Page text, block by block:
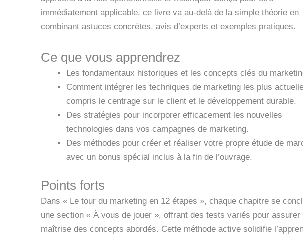
immédiatement applicable, ce livre va au-delà de la simple théorie en
combinant astuces concrètes, avis d’experts et exemples pratiques.
Ce que vous apprendrez
Les fondamentaux historiques et les concepts clés du
Comment intégrer les techniques de marketing les plus
compris le centrage sur le client et le développement durable.
Des stratégies pour incorporer efficacement les nouvelles
technologies dans vos campagnes de marketing.
Des méthodes pour créer et réaliser votre propre étude de
avec un bonus spécial inclus à la fin de l’ouvrage.
Points forts
Dans « Le tour du marketing en 12 étapes », chaque chapitre se
une section « À vous de jouer », offrant des tests variés pour assurer
maîtrise des concepts abordés. Cette méthode active solidifie